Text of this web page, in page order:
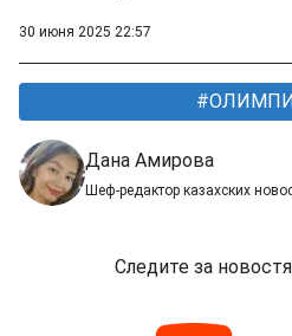
30 июня 2025 22:57
Дана Амирова
Шеф-редактор казахских
Следите за